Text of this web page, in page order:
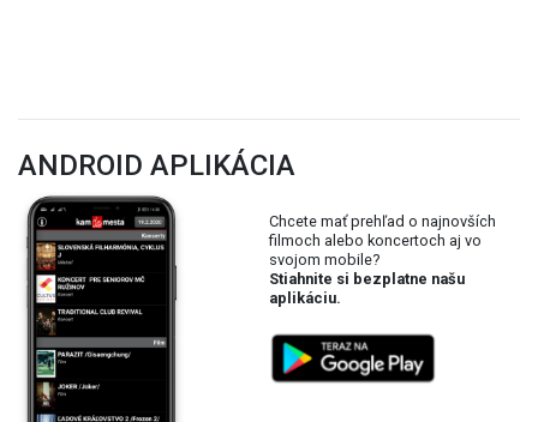
ANDROID APLIKÁCIA
Chcete mať prehľad o najnovších
filmoch alebo koncertoch aj vo
svojom mobile?
Stiahnite si bezplatne našu
aplikáciu.